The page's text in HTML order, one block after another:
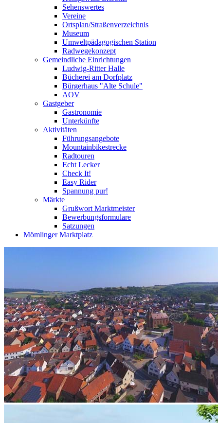
Sehenswertes
Vereine
Ortsplan/Straßenverzeichnis
Museum
Umweltpädagogischen Station
Radwegekonzept
Gemeindliche Einrichtungen
Ludwig-Ritter Halle
Bücherei am Dorfplatz
Bürgerhaus "Alte Schule"
AOV
Gastgeber
Gastronomie
Unterkünfte
Aktivitäten
Führungsangebote
Mountainbikestrecke
Radtouren
Echt Lecker
Check It!
Easy Rider
Spannung pur!
Märkte
Grußwort Marktmeister
Bewerbungsformulare
Satzungen
Mömlinger Marktplatz